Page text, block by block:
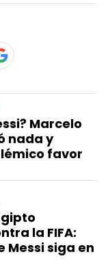
Marcelo
nada y
favor
la FIFA:
Messi siga en